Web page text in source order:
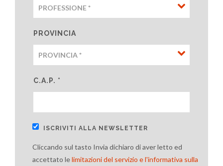
PROVINCIA
C.A.P. *
ISCRIVITI ALLA NEWSLETTER
Cliccando sul tasto Invia dichiaro di aver letto ed
accettato lelimitazioni del servizio e l'informativa sulla